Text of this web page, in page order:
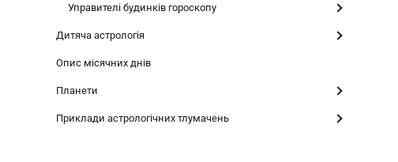
Управителі будинків гороскопу
Дитяча астрологія
Опис місячних днів
Планети
Приклади астрологічних тлумачень